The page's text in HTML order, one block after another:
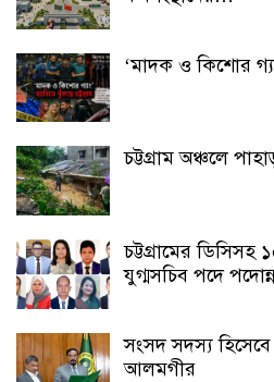
‘মাদক ও কিশোর
চট্টগ্রাম অঞ্চলে
চট্টগ্রামের ডিসিসহ
যুগ্মসচিব পদে
সংসদ সদস্য
আলমগীর